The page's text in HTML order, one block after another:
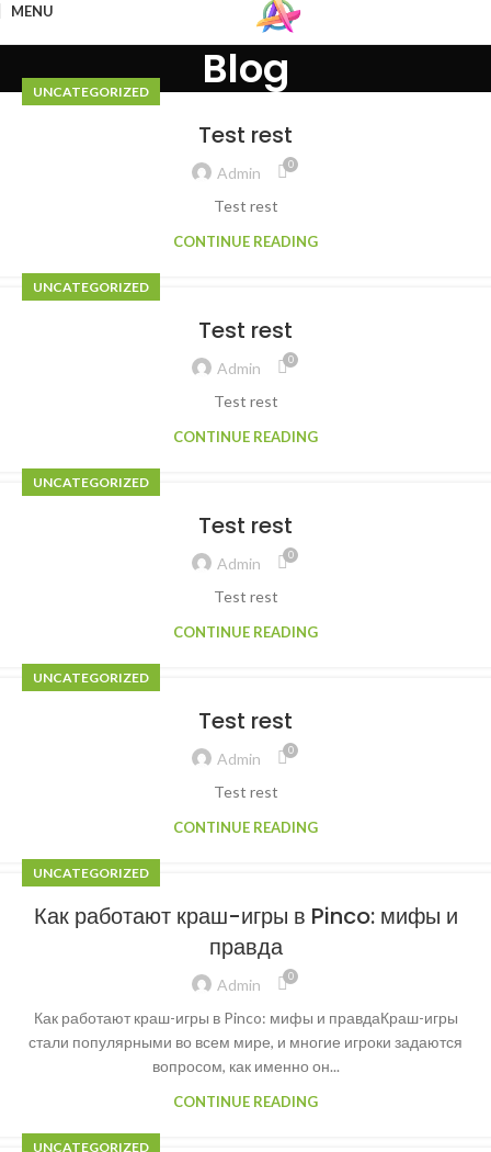
MENU
Blog
UNCATEGORIZED
Test rest
Admin 0
Test rest
CONTINUE READING
UNCATEGORIZED
Test rest
Admin 0
Test rest
CONTINUE READING
UNCATEGORIZED
Test rest
Admin 0
Test rest
CONTINUE READING
UNCATEGORIZED
Test rest
Admin 0
Test rest
CONTINUE READING
UNCATEGORIZED
Как работают краш-игры в Pinco: мифы и
правда
Admin 0
Как работают краш-игры в Pinco: мифы и правдаКраш-игры
стали популярными во всем мире, и многие игроки задаются
вопросом, как именно он...
CONTINUE READING
UNCATEGORIZED